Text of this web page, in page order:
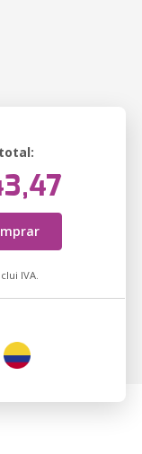
IVA.